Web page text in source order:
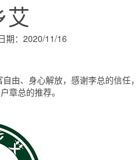
艾
期：2020/11/16
由、身心解放，感谢李总的信任
章总的推荐。